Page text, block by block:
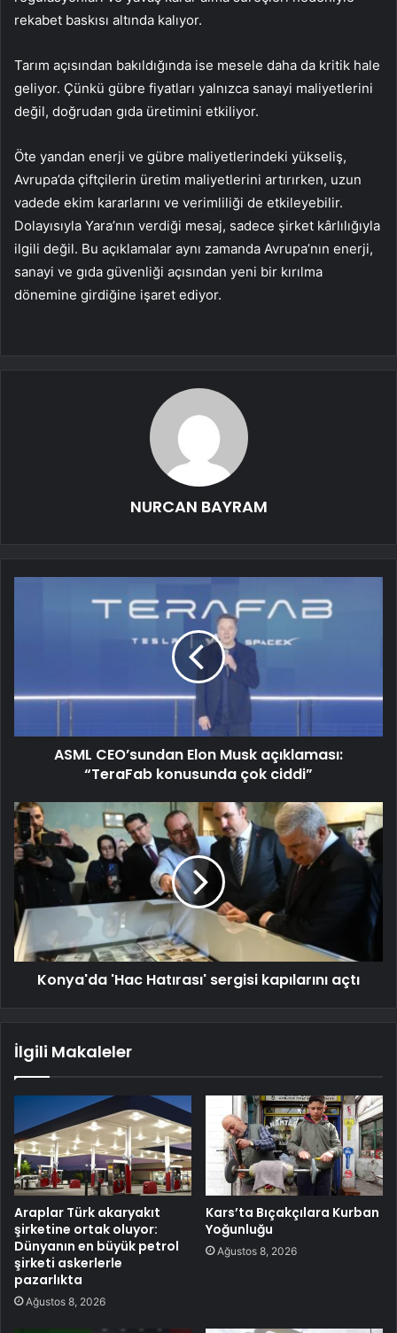
rekabet baskısı altında kalıyor.
Tarım açısından bakıldığında ise mesele daha da kritik hale
geliyor. Çünkü gübre fiyatları yalnızca sanayi maliyetlerini
değil, doğrudan gıda üretimini etkiliyor.
Öte yandan enerji ve gübre maliyetlerindeki yükseliş,
Avrupa’da çiftçilerin üretim maliyetlerini artırırken, uzun
vadede ekim kararlarını ve verimliliği de etkileyebilir.
Dolayısıyla Yara’nın verdiği mesaj, sadece şirket kârlılığıyla
ilgili değil. Bu açıklamalar aynı zamanda Avrupa’nın enerji,
sanayi ve gıda güvenliği açısından yeni bir kırılma
dönemine girdiğine işaret ediyor.
NURCAN BAYRAM
ASML CEO’sundan Elon Musk açıklaması:
“TeraFab konusunda çok ciddi”
Konya'da 'Hac Hatırası' sergisi kapılarını açtı
İlgili Makaleler
Araplar Türk akaryakıt
şirketine ortak oluyor:
Dünyanın en büyük petrol
şirketi askerlerle
pazarlıkta
Ağustos 8, 2026
Kars’ta Bıçakçılara Kurban
Yoğunluğu
Ağustos 8, 2026